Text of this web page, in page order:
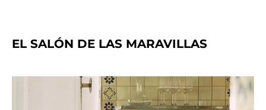
EL SALÓN DE LAS MARAVILLAS